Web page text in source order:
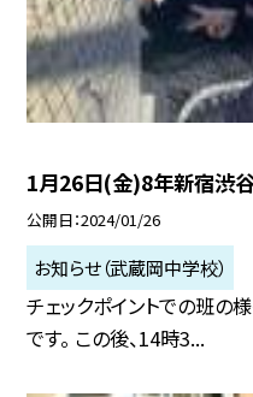
1月26日(金)8年新宿渋
公開日 2024/01/26
お知らせ（武蔵岡中学校）
チェックポイントでの班の
です。 この後、14時3...